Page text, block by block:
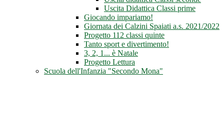
Uscita Didattica Classi prime
Giocando impariamo!
Giornata dei Calzini Spaiati a.s. 2021/2022
Progetto 112 classi quinte
Tanto sport e divertimento!
3, 2, 1... è Natale
Progetto Lettura
Scuola dell'Infanzia "Secondo Mona"